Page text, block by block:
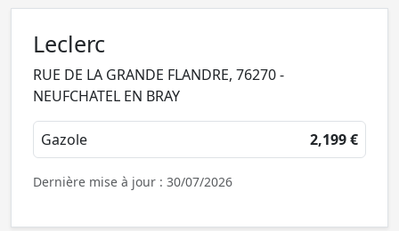
Leclerc
RUE DE LA GRANDE FLANDRE, 76270 -
NEUFCHATEL EN BRAY
Gazole 2,199 €
Dernière mise à jour : 30/07/2026